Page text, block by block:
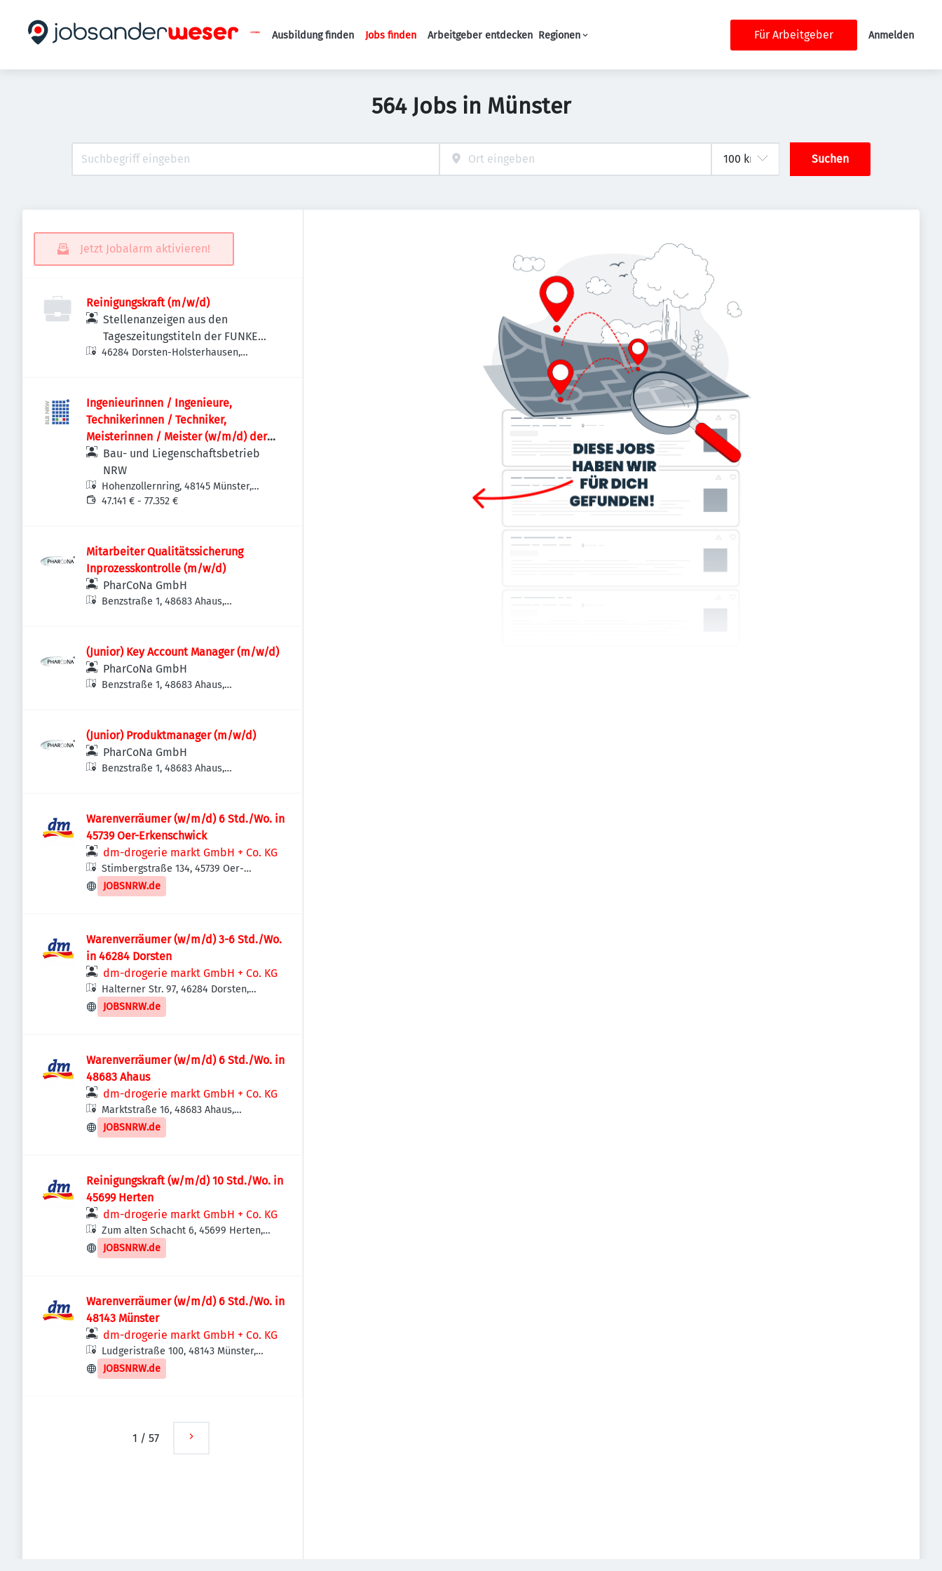
Haupt-Navigation
Ausbildung finden Jobs finden Arbeitgeber entdecken Regionen Für Arbeitgeber Anmelden
564 Jobs in Münster
Suchen
Jetzt Jobalarm aktivieren!
Reinigungskraft (m/w/d)
Stellenanzeigen aus den
Tageszeitungstiteln der FUNKE
MEDIEN NRW
46284 Dorsten-Holsterhausen,
Ingenieurinnen / Ingenieure,
Technikerinnen / Techniker,
Meisterinnen / Meister (w/m/d) der
Versorgungstechnik / Technischen
Gebäudeausrüstung als
Projektteammitglied
Bau- und Liegenschaftsbetrieb
NRW
Hohenzollernring, 48145 Münster,
Deutschland
47.141 € - 77.352 €
Mitarbeiter Qualitätssicherung
Inprozesskontrolle (m/w/d)
PharCoNa GmbH
Benzstraße 1, 48683 Ahaus,
(Junior) Key Account Manager (m/w/d)
PharCoNa GmbH
Benzstraße 1, 48683 Ahaus,
(Junior) Produktmanager (m/w/d)
PharCoNa GmbH
Benzstraße 1, 48683 Ahaus,
Warenverräumer (w/m/d) 6 Std./Wo. in
45739 Oer-Erkenschwick
dm-drogerie markt GmbH + Co. KG
Stimbergstraße 134, 45739 Oer-
Erkenschwick, Deutschland
JOBSNRW.de
Warenverräumer (w/m/d) 3-6 Std./Wo.
in 46284 Dorsten
dm-drogerie markt GmbH + Co. KG
Halterner Str. 97, 46284 Dorsten,
Deutschland
JOBSNRW.de
Warenverräumer (w/m/d) 6 Std./Wo. in
48683 Ahaus
dm-drogerie markt GmbH + Co. KG
Marktstraße 16, 48683 Ahaus,
Deutschland
JOBSNRW.de
Reinigungskraft (w/m/d) 10 Std./Wo. in
45699 Herten
dm-drogerie markt GmbH + Co. KG
Zum alten Schacht 6, 45699 Herten,
Deutschland
JOBSNRW.de
Warenverräumer (w/m/d) 6 Std./Wo. in
48143 Münster
dm-drogerie markt GmbH + Co. KG
Ludgeristraße 100, 48143 Münster,
Deutschland
JOBSNRW.de
1 / 57